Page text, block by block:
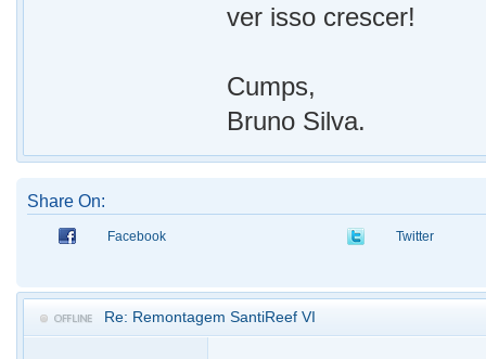
ver isso crescer!
Cumps,
Bruno Silva.
Share On:
Facebook Twitter
Re: Remontagem SantiReef VI